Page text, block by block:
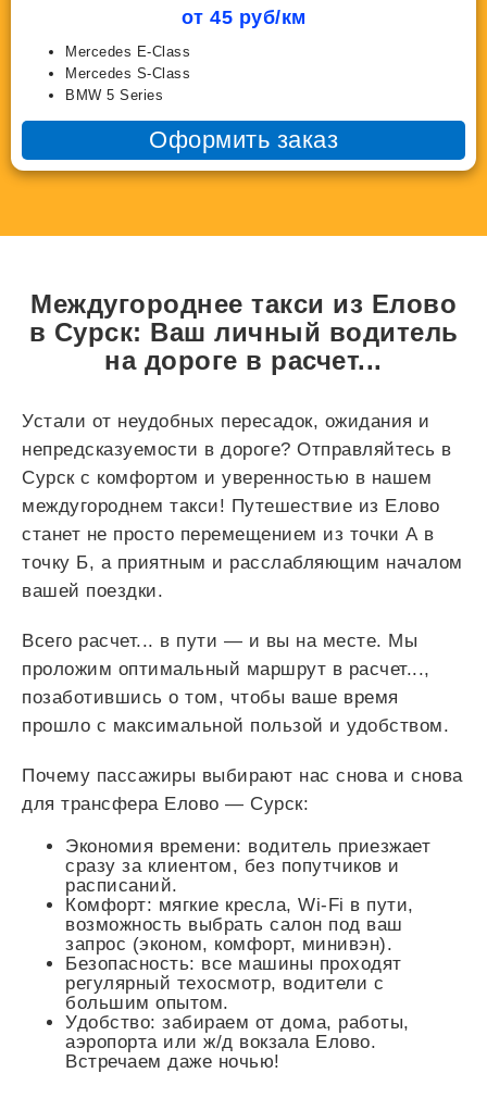
от 45 руб/км
Mercedes E-Class
Mercedes S-Class
BMW 5 Series
Оформить заказ
Междугороднее такси из Елово
в Сурск: Ваш личный водитель
на дороге в расчет...
Устали от неудобных пересадок, ожидания и
непредсказуемости в дороге? Отправляйтесь в
Сурск с комфортом и уверенностью в нашем
междугороднем такси! Путешествие из Елово
станет не просто перемещением из точки А в
точку Б, а приятным и расслабляющим началом
вашей поездки.
Всего расчет... в пути — и вы на месте. Мы
проложим оптимальный маршрут в расчет...,
позаботившись о том, чтобы ваше время
прошло с максимальной пользой и удобством.
Почему пассажиры выбирают нас снова и снова
для трансфера Елово — Сурск:
Экономия времени: водитель приезжает
сразу за клиентом, без попутчиков и
расписаний.
Комфорт: мягкие кресла, Wi-Fi в пути,
возможность выбрать салон под ваш
запрос (эконом, комфорт, минивэн).
Безопасность: все машины проходят
регулярный техосмотр, водители с
большим опытом.
Удобство: забираем от дома, работы,
аэропорта или ж/д вокзала Елово.
Встречаем даже ночью!